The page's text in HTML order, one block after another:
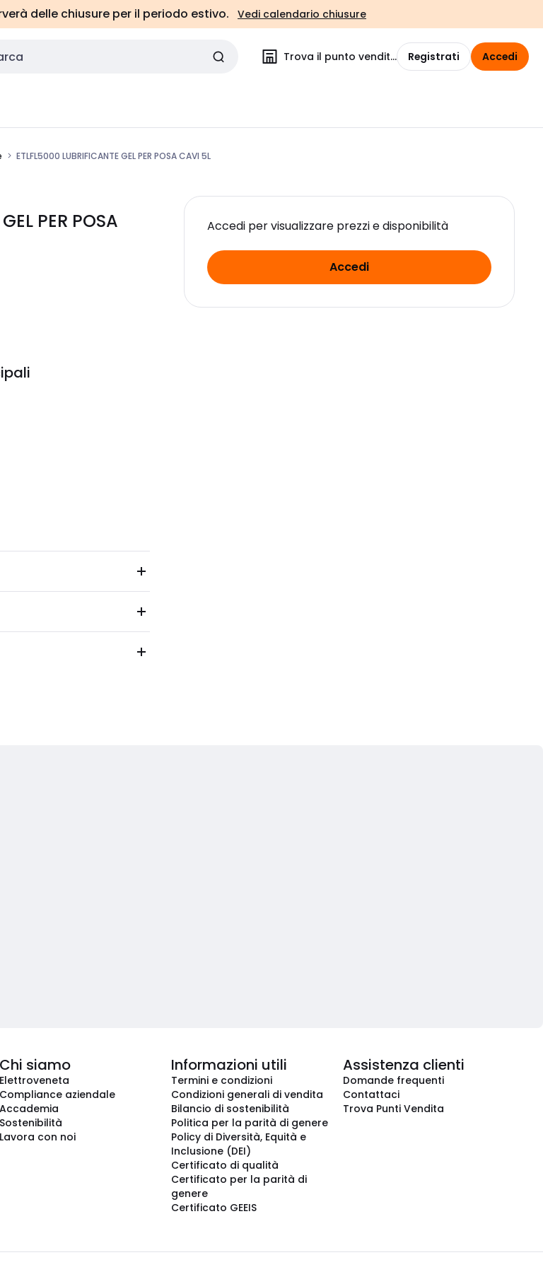
delle chiusure per il periodo estivo. Vedi calendario chiusure
Trova il punto vendita Registrati Accedi
ETLFL5000 LUBRIFICANTE GEL PER POSA CAVI 5L
PER POSA
Accedi per visualizzare prezzi e disponibilità
Accedi
Chi siamo
Elettroveneta
Compliance aziendale
Accademia
Sostenibilità
Lavora con noi
Informazioni utili
Termini e condizioni
Condizioni generali di vendita
Bilancio di sostenibilità
Politica per la parità di genere
Policy di Diversità, Equità e
Inclusione (DEI)
Certificato di qualità
Certificato per la parità di
genere
Certificato GEEIS
Assistenza clienti
Domande frequenti
Contattaci
Trova Punti Vendita